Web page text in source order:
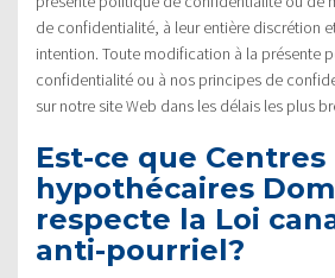
de confidentialité, à leur entière discrétion
intention. Toute modification à la présente
confidentialité ou à nos principes de
sur notre site Web dans les délais les plus
Est-ce que Centres
hypothécaires
respecte la Loi
anti-pourriel?